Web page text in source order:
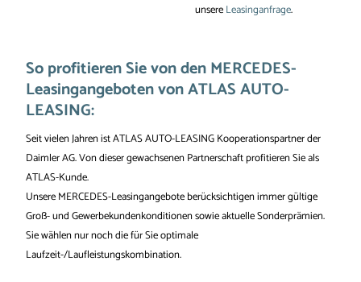
unsereLeasinganfrage.
So profitieren Sie von den MERCEDES-
Leasingangeboten von ATLAS AUTO-
LEASING:
Seit vielen Jahren ist ATLAS AUTO-LEASING Kooperationspartner der
Daimler AG. Von dieser gewachsenen Partnerschaft profitieren Sie als
ATLAS-Kunde.
Unsere MERCEDES-Leasingangebote berücksichtigen immer gültige
Groß- und Gewerbekundenkonditionen sowie aktuelle Sonderprämien.
Sie wählen nur noch die für Sie optimale
Laufzeit-/Laufleistungskombination.